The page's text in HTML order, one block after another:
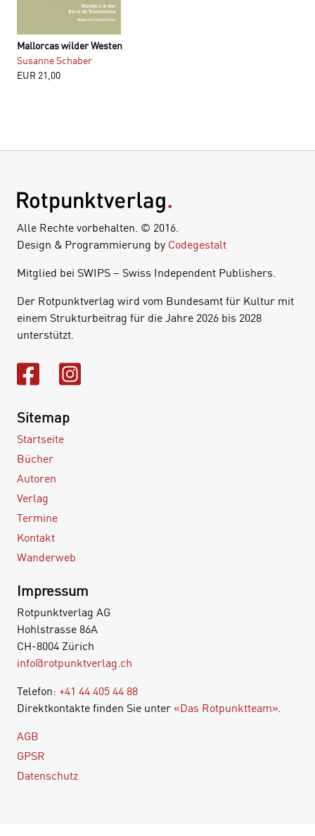
Mallorcas wilder Westen
Susanne Schaber
EUR 21,00
Alle Rechte vorbehalten. © 2016.
Design & Programmierung by Codegestalt
Mitglied bei SWIPS – Swiss Independent Publishers.
Der Rotpunktverlag wird vom Bundesamt für Kultur mit
einem Strukturbeitrag für die Jahre 2026 bis 2028
unterstützt.
Sitemap
Startseite
Bücher
Autoren
Verlag
Termine
Kontakt
Wanderweb
Impressum
Rotpunktverlag AG
Hohlstrasse 86A
CH-8004 Zürich
info@rotpunktverlag.ch
Telefon: +41 44 405 44 88
Direktkontakte finden Sie unter «Das Rotpunktteam».
AGB
GPSR
Datenschutz